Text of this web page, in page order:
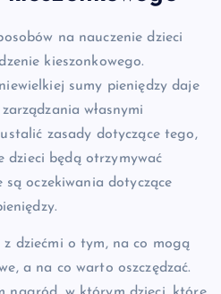
na nauczenie dzieci
kieszonkowego.
sumy pieniędzy daje
własnymi
zasady dotyczące tego,
dzieci będą otrzymywać
są oczekiwania dotyczące
dziećmi o tym, na co mogą
a na co warto oszczędzać.